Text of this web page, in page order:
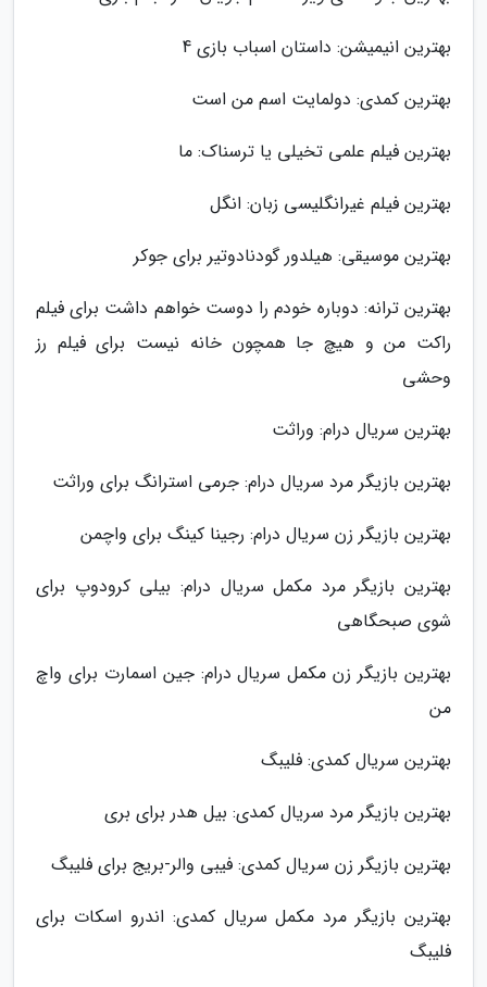
بهترین انیمیشن: داستان اسباب بازی 4
بهترین کمدی: دولمایت اسم من است
بهترین فیلم علمی تخیلی یا ترسناک: ما
بهترین فیلم غیرانگلیسی زبان: انگل
بهترین موسیقی: هیلدور گودنادوتیر برای جوکر
بهترین ترانه: دوباره خودم را دوست خواهم داشت برای فیلم
راکت من و هیچ جا همچون خانه نیست برای فیلم رز
وحشی
بهترین سریال درام: وراثت
بهترین بازیگر مرد سریال درام: جرمی استرانگ برای وراثت
بهترین بازیگر زن سریال درام: رجینا کینگ برای واچمن
بهترین بازیگر مرد مکمل سریال درام: بیلی کرودوپ برای
شوی صبحگاهی
بهترین بازیگر زن مکمل سریال درام: جین اسمارت برای واچ
من
بهترین سریال کمدی: فلیبگ
بهترین بازیگر مرد سریال کمدی: بیل هدر برای بری
بهترین بازیگر زن سریال کمدی: فیبی والر-بریج برای فلیبگ
بهترین بازیگر مرد مکمل سریال کمدی: اندرو اسکات برای
فلیبگ